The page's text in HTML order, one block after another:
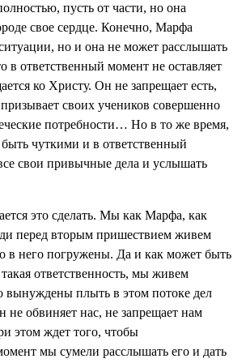
пусть от части, но она
свое сердце. Конечно, Марфа
но и она не может расслышать
в ответственный момент не оставляет
ко Христу. Он не запрещает есть,
своих учеников совершенно
потребности… Но в то же время,
чуткими и в ответственный
свои привычные дела и услышать
это сделать. Мы как Марфа, как
перед вторым пришествием живем
в него погружены. Да и как может быть
ответственность, мы живем
вынуждены плыть в этом потоке дел
не обвиняет нас, не запрещает нам
этом ждет того, чтобы
мы сумели расслышать его и дать